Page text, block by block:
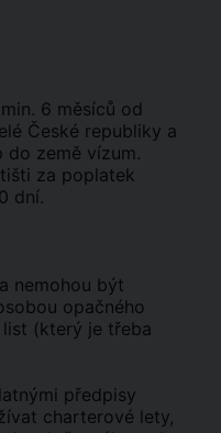
6 měsíců od
České republiky a
do země vízum.
za poplatek
dní.
nemohou být
opačného
(který je třeba
předpisy
charterové lety,